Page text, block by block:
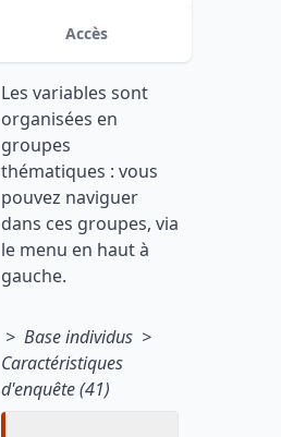
Accès
Les variables sont
organisées en
groupes
thématiques : vous
pouvez naviguer
dans ces groupes, via
le menu en haut à
gauche.
> Base individus >
Caractéristiques
d'enquête (41)